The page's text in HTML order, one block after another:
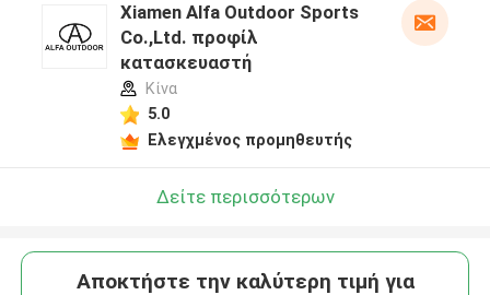
Xiamen Alfa Outdoor Sports
Co.,Ltd. προφίλ
κατασκευαστή
Κίνα
5.0
Ελεγχμένος προμηθευτής
Δείτε περισσότερων
Αποκτήστε την καλύτερη τιμή για